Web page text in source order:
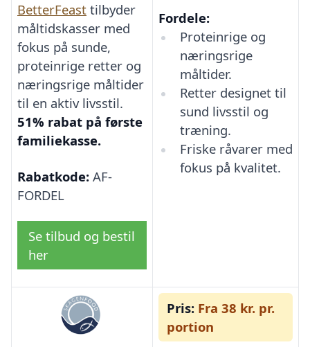
BetterFeast tilbyder
måltidskasser med
fokus på sunde,
proteinrige retter og
næringsrige måltider
til en aktiv livsstil.
51% rabat på første
familiekasse.
Rabatkode: AF-
FORDEL
Se tilbud og bestil
her
Fordele:
Proteinrige og
næringsrige
måltider.
Retter designet til
sund livsstil og
træning.
Friske råvarer med
fokus på kvalitet.
Pris: Fra 38 kr. pr.
portion